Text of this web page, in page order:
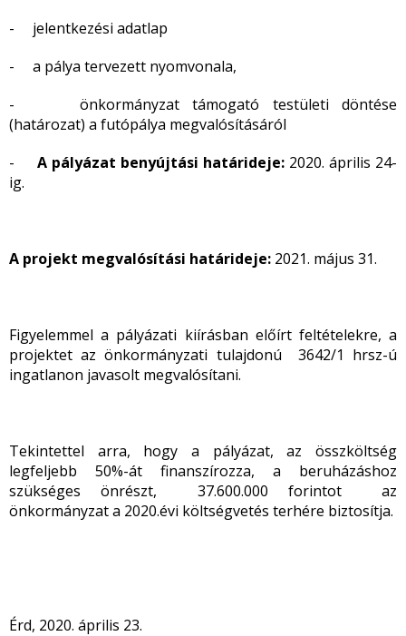
- jelentkezési adatlap
- a pálya tervezett nyomvonala,
- önkormányzat támogató testületi döntése
(határozat) a futópálya megvalósításáról
- A pályázat benyújtási határideje: 2020. április 24-
ig.
A projekt megvalósítási határideje: 2021. május 31.
Figyelemmel a pályázati kiírásban előírt feltételekre, a
projektet az önkormányzati tulajdonú 3642/1 hrsz-ú
ingatlanon javasolt megvalósítani.
Tekintettel arra, hogy a pályázat, az összköltség
legfeljebb 50%-át finanszírozza, a beruházáshoz
szükséges önrészt, 37.600.000 forintot az
önkormányzat a 2020.évi költségvetés terhére biztosítja.
Érd, 2020. április 23.